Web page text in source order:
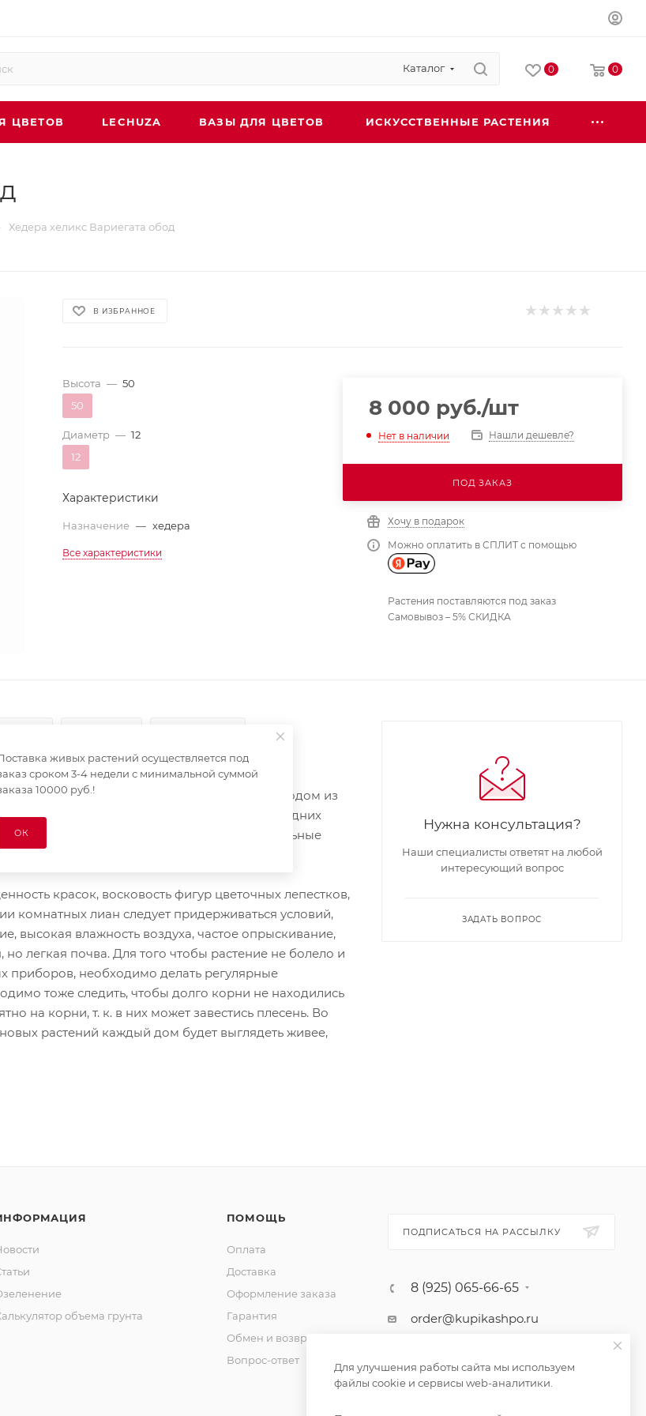
Каталог 0 0
ЦВЕТОВ LECHUZA ВАЗЫ ДЛЯ ЦВЕТОВ ИСКУССТВЕННЫЕ РАСТЕНИЯ
Хедера хеликс Вариегата обод
В ИЗБРАННОЕ
Высота — 50
50
Диаметр — 12
12
Характеристики
Назначение — хедера
Все характеристики
8 000 руб./шт
Нет в наличии Нашли дешевле?
ПОД ЗАКАЗ
Хочу в подарок
Можно оплатить в СПЛИТ с помощью
Растения поставляются под заказ
Самовывоз – 5% СКИДКА
растений с гибкими тонкими стеблями родом из
и солнцу, цепляясь за стволы и ветки соседних
использовать в качестве опоры специальные
красок, восковость фигур цветочных лепестков,
лиан следует придерживаться условий,
высокая влажность воздуха, частое опрыскивание,
легкая почва. Для того чтобы растение не болело и
приборов, необходимо делать регулярные
тоже следить, чтобы долго корни не находились
на корни, т. к. в них может завестись плесень. Во
растений каждый дом будет выглядеть живее,
Нужна консультация?
Наши специалисты ответят на любой
интересующий вопрос
ЗАДАТЬ ВОПРОС
объема грунта
ПОМОЩЬ
Оплата
Доставка
Оформление заказа
Гарантия
Обмен и возврат
Вопрос-ответ
ПОДПИСАТЬСЯ НА РАССЫЛКУ
8 (925) 065-66-65
order@kupikashpo.ru
живых растений осуществляется под
сроком 3-4 недели с минимальной суммой
10000 руб.!
ОК
Для улучшения работы сайта мы используем
файлы cookie и сервисы web-аналитики.